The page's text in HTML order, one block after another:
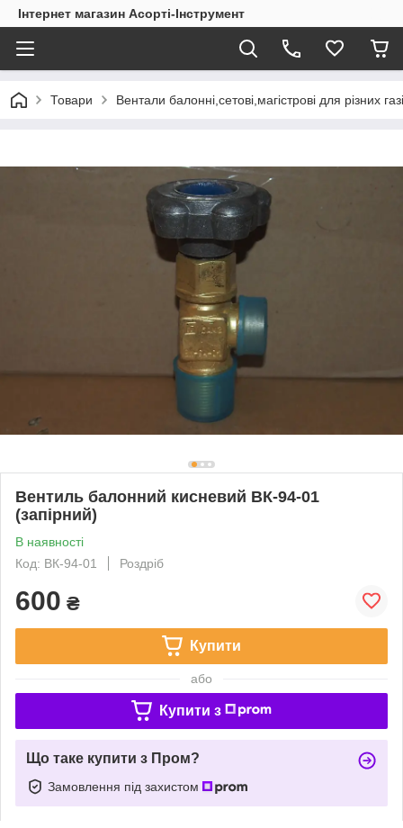
Інтернет магазин Асорті-Інструмент
Товари Вентали балонні,сетові,магістрові для різних
Вентиль балонний кисневий ВК-94-01
(запірний)
В наявності
Код: ВК-94-01
Роздріб
600 ₴
Купити
або
Купити з
Що таке купити з Пром?
Замовлення під захистом